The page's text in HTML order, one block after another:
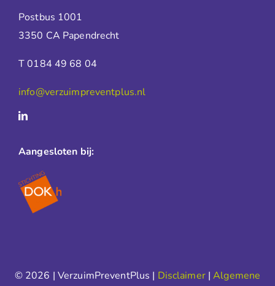
Postbus 1001
3350 CA Papendrecht
T 0184 49 68 04
info@verzuimpreventplus.nl
Aangesloten bij:
© 2026 | VerzuimPreventPlus | Disclaimer|Algemene